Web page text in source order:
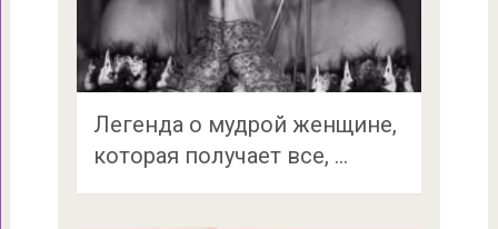
Легенда о мудрой женщине,
которая получает все, …